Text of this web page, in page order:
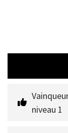
niveau 1